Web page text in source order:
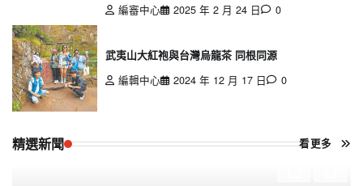
編審中心
2025 年 2 月 24 日 0
武夷山大紅袍與台灣烏龍茶 同根同源
編輯中心
2024 年 12 月 17 日 0
精選新聞 看更多